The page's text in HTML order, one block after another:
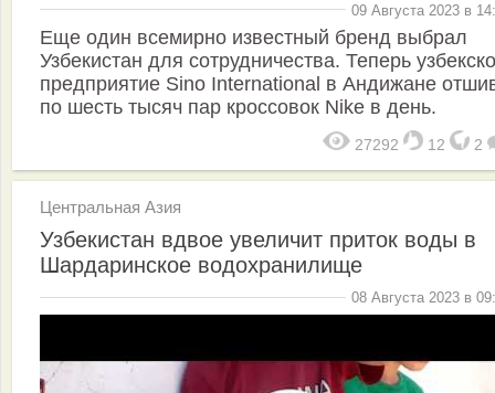
09 Августа 2023 в
Еще один всемирно известный бренд выбрал
Узбекистан для сотрудничества. Теперь
предприятие Sino International в Андижане
по шесть тысяч пар кроссовок Nike в день.
27292 12 2
Центральная Азия
Узбекистан вдвое увеличит приток воды в
Шардаринское водохранилище
08 Августа 2023 в